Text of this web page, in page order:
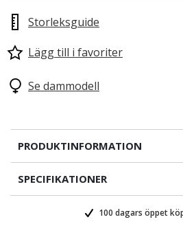
Storleksguide
Lägg till i favoriter
Se dammodell
PRODUKTINFORMATION
SPECIFIKATIONER
100 dagars öppet